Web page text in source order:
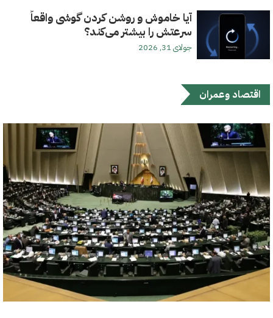
آیا خاموش و روشن کردن گوشی واقعاً
سرعتش را بیشتر می‌کند؟
جولای 31, 2026
اقتصاد وعمران